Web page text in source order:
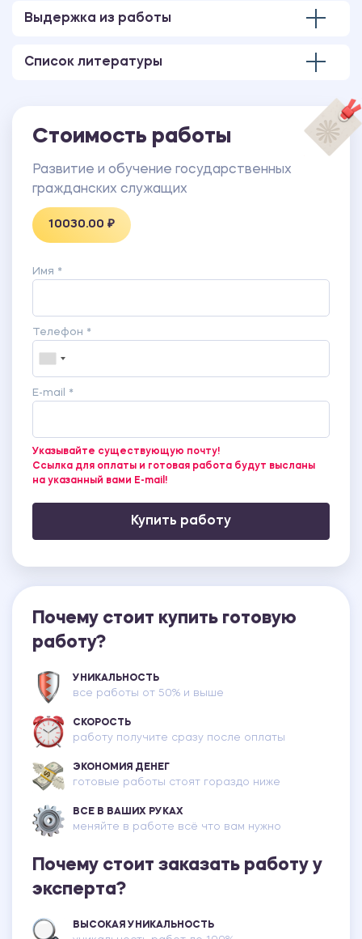
ПРИЛОЖЕНИЕ Б Анкета опросная для работников,
Выдержка из работы
Список литературы
Стоимость работы
Развитие и обучение государственных
гражданских служащих
10030.00 ₽
Имя *
Телефон *
E-mail *
Указывайте существующую почту!
Ссылка для оплаты и готовая работа будут высланы
на указанный вами E-mail!
Купить работу
Почему стоит купить готовую
работу?
УНИКАЛЬНОСТЬ
все работы от 50% и выше
СКОРОСТЬ
работу получите сразу после оплаты
ЭКОНОМИЯ ДЕНЕГ
готовые работы стоят гораздо ниже
ВСЕ В ВАШИХ РУКАХ
меняйте в работе всё что вам нужно
Почему стоит заказать работу у
эксперта?
ВЫСОКАЯ УНИКАЛЬНОСТЬ